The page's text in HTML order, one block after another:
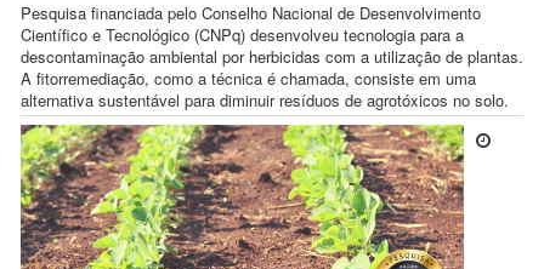
Pesquisa financiada pelo Conselho Nacional de Desenvolvimento
Científico e Tecnológico (CNPq) desenvolveu tecnologia para a
descontaminação ambiental por herbicidas com a utilização de plantas.
A fitorremediação, como a técnica é chamada, consiste em uma
alternativa sustentável para diminuir resíduos de agrotóxicos no solo.